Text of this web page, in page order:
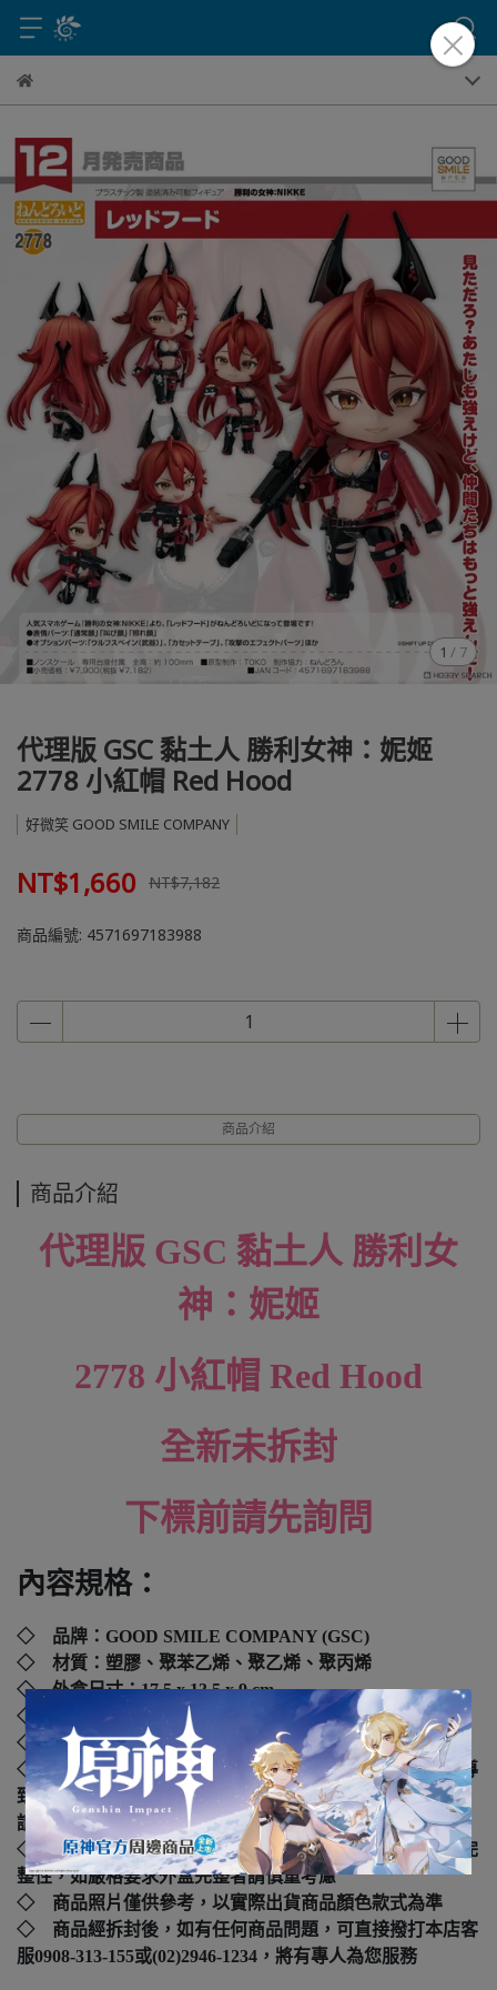
1 / 7
代理版 GSC 黏土人 勝利女神：妮姬
2778 小紅帽 Red Hood
好微笑 GOOD SMILE COMPANY
NT$1,660 NT$7,182
商品編號: 4571697183988
商品介紹
商品介紹
代理版 GSC 黏土人 勝利女
神：妮姬
2778 小紅帽 Red Hood
全新未拆封
下標前請先詢問
內容規格：
◇ 品牌： GOOD SMILE COMPANY (GSC)
◇ 材質：塑膠、聚苯乙烯、聚乙烯、聚丙烯
◇ 外盒尺寸：17.5 x 13.5 x 9cm
◇ 年齡：4歲以上
◇ 國際碼：4571697183988
◇ 本產品如拆封或之後壓損後即無法恢復原狀，可能會導
致影響您的退貨權益，在您還不確定是否要辦理退貨以前，
請勿拆封
◇ 運送過程外盒偶有碰撞擠壓，但並不損及內盒產品的完
整性，如嚴格要求外盒完整者請慎重考慮
◇ 商品照片僅供參考，以實際出貨商品顏色款式為準
◇ 商品經拆封後，如有任何商品問題，可直接撥打本店客
服0908-313-155或(02)2946-1234，將有專人為您服務